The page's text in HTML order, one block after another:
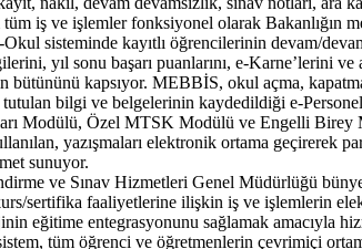
iş ve işlemler fonksiyonel olarak Bakanlığın
sisteminde kayıtlı öğrencilerinin devam/
yıl sonu başarı puanlarını, e-
kapsıyor. MEBBİS, okul açma,
bilgi ve belgelerinin kaydedildiği e-
Modülü, Özel MTSK Modülü ve Engelli Birey
yazışmaları elektronik ortama geçirerek
sunuyor.
ve Sınav Hizmetleri Genel Müdürlüğü
sertifika faaliyetlerine ilişkin iş ve işlemlerin
eğitime entegrasyonunu sağlamak amacıyla
tüm öğrenci ve öğretmenlerin çevrimiçi